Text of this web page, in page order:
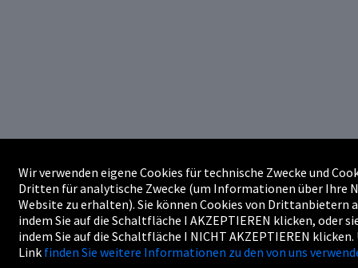
Wir verwenden eigene Cookies für technische Zwecke und
Dritten für analytische Zwecke (um Informationen über Ihre
Website zu erhalten). Sie können Cookies von Drittanbietern
indem Sie auf die Schaltfläche I AKZEPTIEREN klicken, oder
indem Sie auf die Schaltfläche I NICHT AKZEPTIEREN
Link finden Sie weitere Informationen zu den von uns